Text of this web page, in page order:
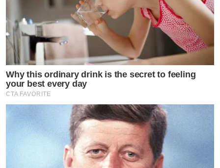
ข่าวที่น่าสนใจ
ว๊าว “แอลลี่” ฉลองเบิร์ธเดย์วัย 20 ปี
กลางกรุงปารีส
Why this ordinary drink is the secret to feeling
your best every day
CTA FAVORITE